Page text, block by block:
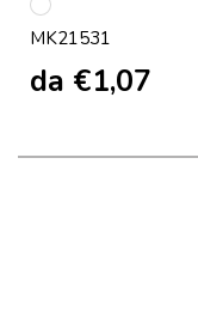
Bianco
MK21531
da €1,07